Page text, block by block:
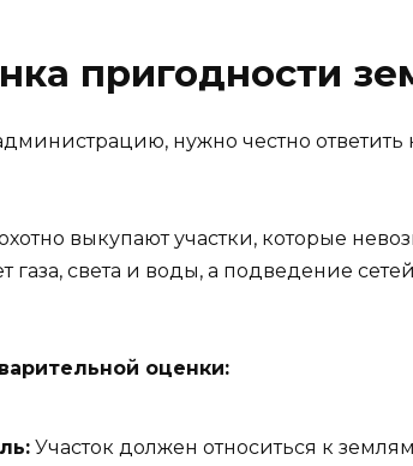
пригодности
нужно честно
выкупают участки, которые
газа, света и воды, а подведение
оценки:
Участок должен относиться к